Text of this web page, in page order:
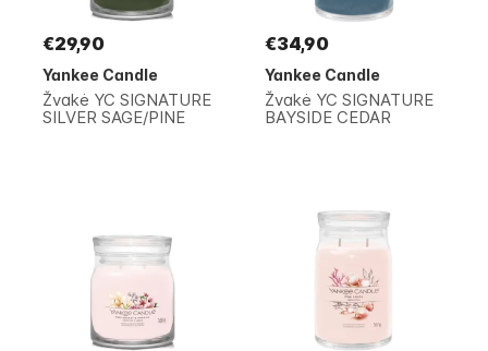
€29,90
Yankee Candle
Žvakė YC SIGNATURE
SILVER SAGE/PINE
€34,90
Yankee Candle
Žvakė YC SIGNATURE
BAYSIDE CEDAR